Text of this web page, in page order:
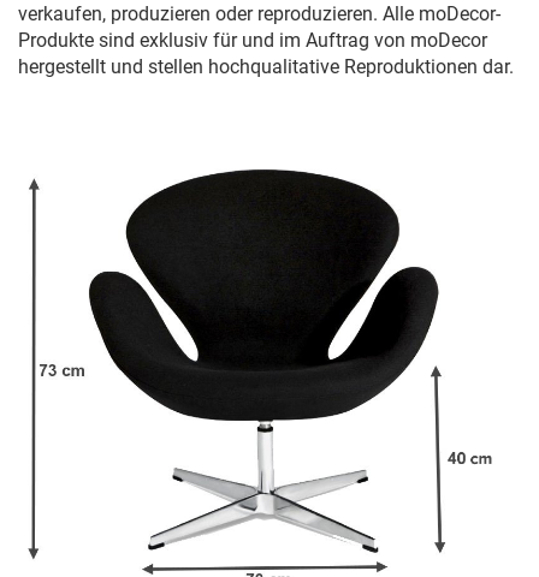
verkaufen, produzieren oder reproduzieren. Alle moDecor-
Produkte sind exklusiv für und im Auftrag von moDecor
hergestellt und stellen hochqualitative Reproduktionen dar.